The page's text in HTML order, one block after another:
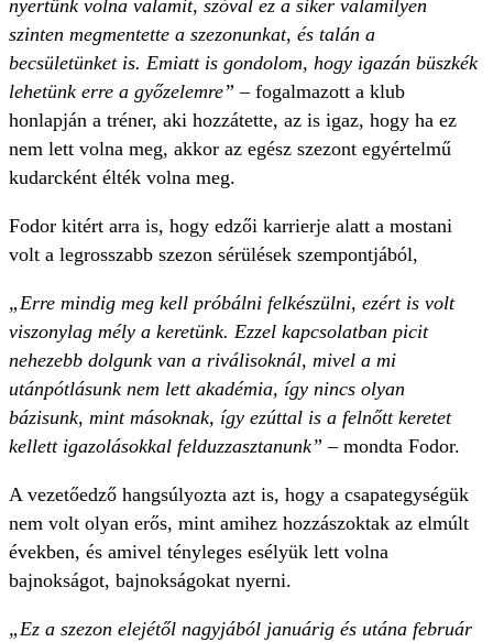
nyertünk volna valamit, szóval ez a siker valamilyen
szinten megmentette a szezonunkat, és talán a
becsületünket is. Emiatt is gondolom, hogy igazán büszkék
lehetünk erre a győzelemre” – fogalmazott a klub
honlapján a tréner, aki hozzátette, az is igaz, hogy ha ez
nem lett volna meg, akkor az egész szezont egyértelmű
kudarcként élték volna meg.
Fodor kitért arra is, hogy edzői karrierje alatt a mostani
volt a legrosszabb szezon sérülések szempontjából,
„Erre mindig meg kell próbálni felkészülni, ezért is volt
viszonylag mély a keretünk. Ezzel kapcsolatban picit
nehezebb dolgunk van a riválisoknál, mivel a mi
utánpótlásunk nem lett akadémia, így nincs olyan
bázisunk, mint másoknak, így ezúttal is a felnőtt keretet
kellett igazolásokkal felduzzasztanunk” – mondta Fodor.
A vezetőedző hangsúlyozta azt is, hogy a csapategységük
nem volt olyan erős, mint amihez hozzászoktak az elmúlt
években, és amivel tényleges esélyük lett volna
bajnokságot, bajnokságokat nyerni.
„Ez a szezon elejétől nagyjából januárig és utána február